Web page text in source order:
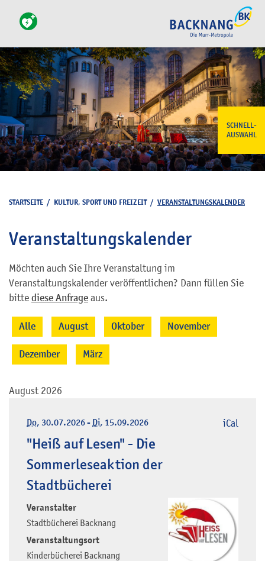
SCHNELL-
AUSWAHL
STARTSEITE / KULTUR, SPORT UND FREIZEIT/ VERANSTALTUNGSKALENDER
Veranstaltungskalender
Möchten auch Sie Ihre Veranstaltung im
Veranstaltungskalender veröffentlichen? Dann füllen Sie
bitte diese Anfrage aus.
Alle August Oktober November
Dezember März
August 2026
Do, 30.07.2026- Di, 15.09.2026
"Heiß auf Lesen" - Die
Sommerleseaktion der
Stadtbücherei
Veranstalter
Stadtbücherei Backnang
Veranstaltungsort
Kinderbücherei Backnang
iCal